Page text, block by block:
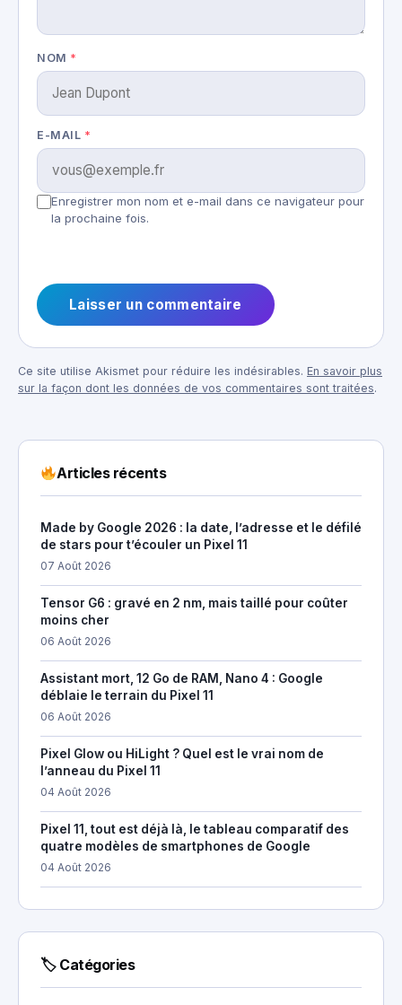
NOM *
E-MAIL *
Enregistrer mon nom et e-mail dans ce navigateur pour
la prochaine fois.
Ce site utilise Akismet pour réduire les indésirables. En savoir plus
sur la façon dont les données de vos commentaires sont traitées.
Articles récents
Made by Google 2026 : la date, l’adresse et le défilé
de stars pour t’écouler un Pixel 11
07 Août 2026
Tensor G6 : gravé en 2 nm, mais taillé pour coûter
moins cher
06 Août 2026
Assistant mort, 12 Go de RAM, Nano 4 : Google
déblaie le terrain du Pixel 11
06 Août 2026
Pixel Glow ou HiLight ? Quel est le vrai nom de
l’anneau du Pixel 11
04 Août 2026
Pixel 11, tout est déjà là, le tableau comparatif des
quatre modèles de smartphones de Google
04 Août 2026
🏷 Catégories